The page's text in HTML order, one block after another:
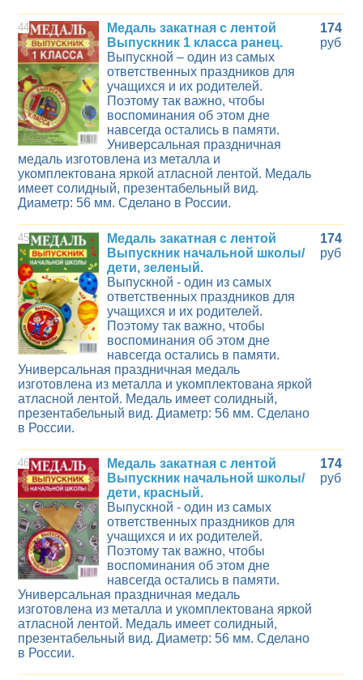
44
Медаль закатная с лентой
Выпускник 1 класса ранец.
Выпускной – один из самых
ответственных праздников для
учащихся и их родителей.
Поэтому так важно, чтобы
воспоминания об этом дне
навсегда остались в памяти.
Универсальная праздничная
медаль изготовлена из металла и
укомплектована яркой атласной лентой. Медаль
имеет солидный, презентабельный вид.
Диаметр: 56 мм. Сделано в России.
174
руб
45
Медаль закатная с лентой
Выпускник начальной школы/
дети, зеленый.
Выпускной - один из самых
ответственных праздников для
учащихся и их родителей.
Поэтому так важно, чтобы
воспоминания об этом дне
навсегда остались в памяти.
Универсальная праздничная медаль
изготовлена из металла и укомплектована яркой
атласной лентой. Медаль имеет солидный,
презентабельный вид. Диаметр: 56 мм. Сделано
в России.
174
руб
46
Медаль закатная с лентой
Выпускник начальной школы/
дети, красный.
Выпускной - один из самых
ответственных праздников для
учащихся и их родителей.
Поэтому так важно, чтобы
воспоминания об этом дне
навсегда остались в памяти.
Универсальная праздничная медаль
изготовлена из металла и укомплектована яркой
атласной лентой. Медаль имеет солидный,
презентабельный вид. Диаметр: 56 мм. Сделано
в России.
174
руб